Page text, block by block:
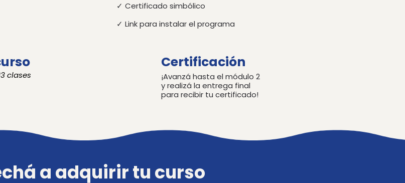
clases
✓ Certificado simbólico
✓ Link para instalar el programa
Certificación
¡Avanzá hasta el módulo 2
y realizá la entrega final
para recibir tu certificado!
a adquirir tu curso
a adquirir tu curso